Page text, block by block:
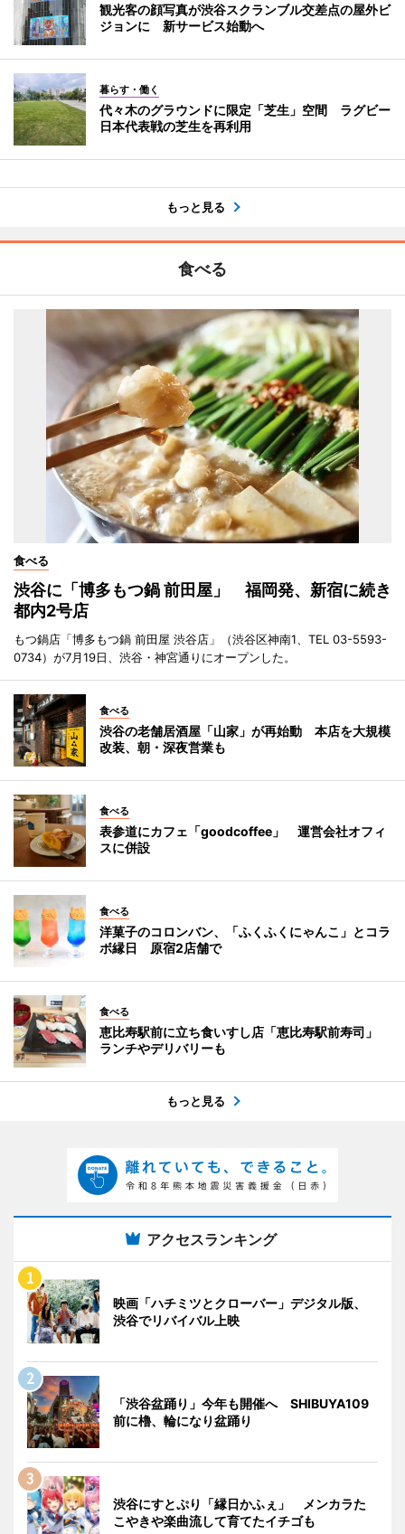
観光客の顔写真が渋谷スクランブル交差点の屋外ビ
ジョンに 新サービス始動へ
暮らす・働く
代々木のグラウンドに限定「芝生」空間 ラグビー
日本代表戦の芝生を再利用
もっと見る
食べる
食べる
渋谷に「博多もつ鍋 前田屋」 福岡発、新宿に続き
都内2号店
もつ鍋店「博多もつ鍋 前田屋 渋谷店」（渋谷区神南1、TEL 03-5593-
0734）が7月19日、渋谷・神宮通りにオープンした。
食べる
渋谷の老舗居酒屋「山家」が再始動 本店を大規模
改装、朝・深夜営業も
食べる
表参道にカフェ「goodcoffee」 運営会社オフィ
スに併設
食べる
洋菓子のコロンバン、「ふくふくにゃんこ」とコラ
ボ縁日 原宿2店舗で
食べる
恵比寿駅前に立ち食いすし店「恵比寿駅前寿司」
ランチやデリバリーも
もっと見る
アクセスランキング
映画「ハチミツとクローバー」デジタル版、
渋谷でリバイバル上映
「渋谷盆踊り」今年も開催へ SHIBUYA109
前に櫓、輪になり盆踊り
渋谷にすとぷり「縁日かふぇ」 メンカラた
こやきや楽曲流して育てたイチゴも